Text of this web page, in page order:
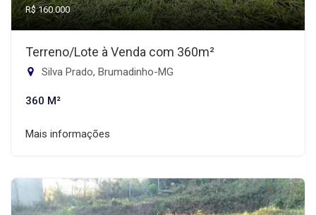
R$ 160.000
Terreno/Lote à Venda com 360m²
Silva Prado, Brumadinho-MG
360 M²
Mais informações